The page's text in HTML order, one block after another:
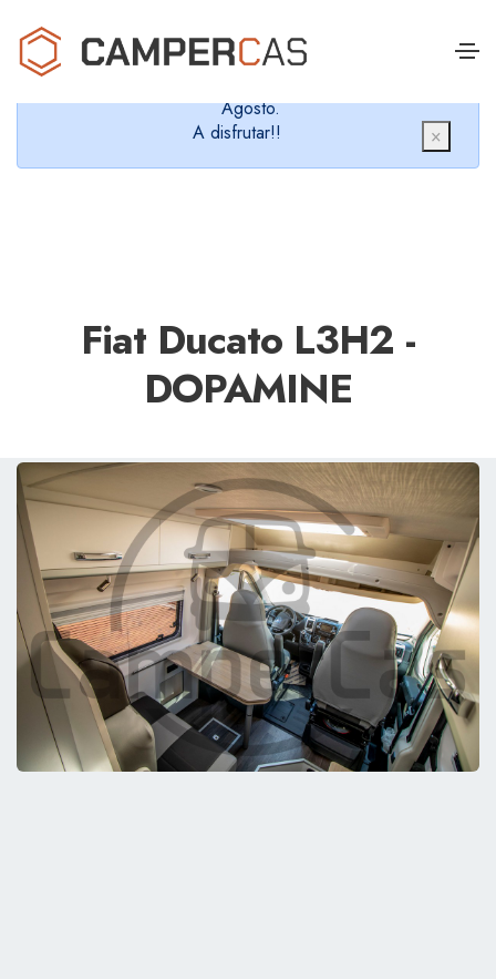
Cerramos en verano, que nos queremos dar un
chapuzón y refrescarnos.
Agosto.
A disfrutar!!
×
Fiat Ducato L3H2 -
DOPAMINE